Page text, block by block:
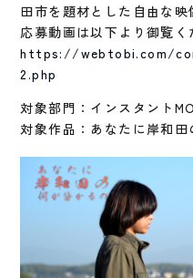
田市を題材とした自由な映
応募動画は以下より御覧く
https://webtobi.com/
2.php
対象部門：インスタント
対象作品：あなたに岸和田